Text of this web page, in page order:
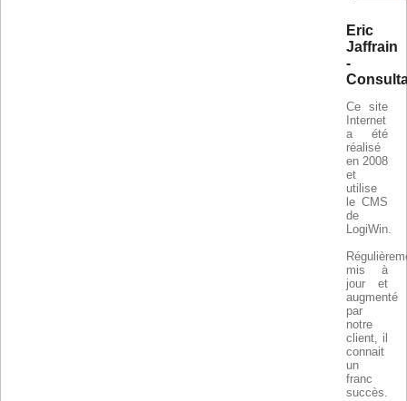
Eric
Jaffrain
-
Ce site
Internet
a été
réalisé
en 2008
et
utilise
le CMS
de
LogiWin.
mis à
jour et
augmenté
par
notre
client, il
connait
un
franc
succès.